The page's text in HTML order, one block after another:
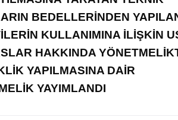
BEDELLERİNDEN
KULLANIMINA İLİŞKİN
HAKKINDA
YAPILMASINA DAİR
YAYIMLANDI